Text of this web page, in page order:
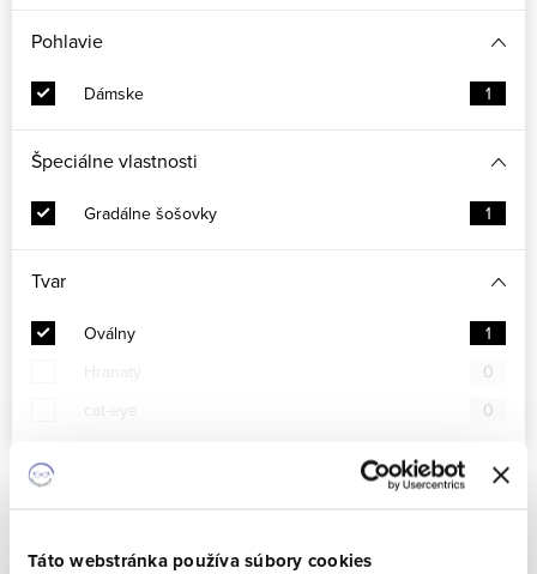
Táto webstránka používa súbory cookies
Pohlavie
Dámske 1
Špeciálne vlastnosti
Gradálne šošovky 1
Tvar
Oválny
1
Hranatý
0
cat-eye
0
Strieborná
Vymazať filtre